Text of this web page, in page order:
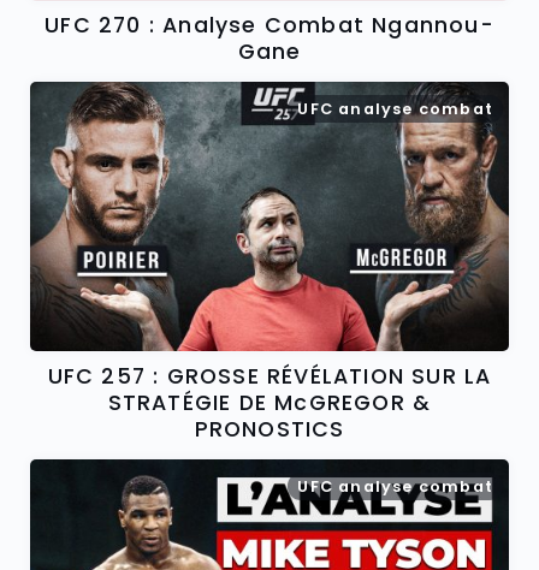
UFC 270 : Analyse Combat Ngannou-
Gane
UFC analyse combat
UFC 257 : GROSSE RÉVÉLATION SUR LA
STRATÉGIE DE McGREGOR &
PRONOSTICS
UFC analyse combat